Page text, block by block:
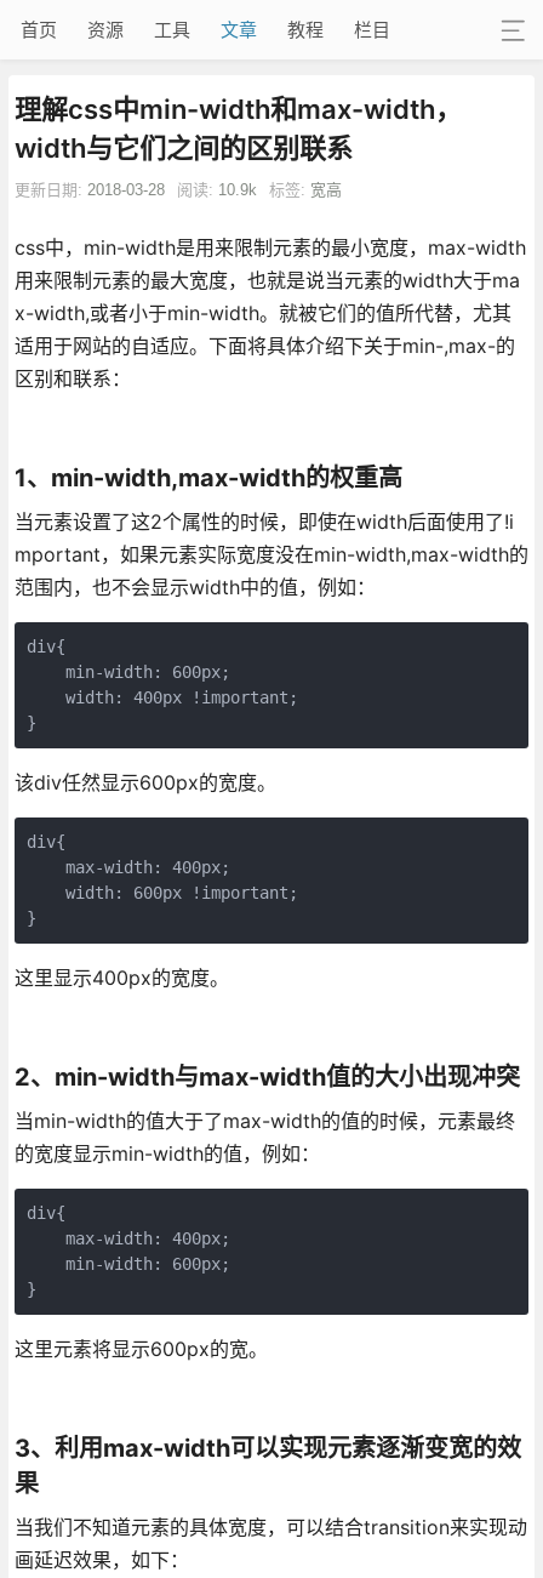
首页 资源 工具 文章 教程 栏目
理解css中min-width和max-width，
width与它们之间的区别联系
更新日期: 2018-03-28 阅读: 10.9k 标签: 宽高
css中，min-width是用来限制元素的最小宽度，max-width
用来限制元素的最大宽度，也就是说当元素的width大于ma
x-width,或者小于min-width。就被它们的值所代替，尤其
适用于网站的自适应。下面将具体介绍下关于min-,max-的
区别和联系：
1、min-width,max-width的权重高
当元素设置了这2个属性的时候，即使在width后面使用了!i
mportant，如果元素实际宽度没在min-width,max-width的
范围内，也不会显示width中的值，例如：
div{
    min-width: 600px;
    width: 400px !important;
}
该div任然显示600px的宽度。
div{
    max-width: 400px;
    width: 600px !important;
}
这里显示400px的宽度。
2、min-width与max-width值的大小出现冲突
当min-width的值大于了max-width的值的时候，元素最终
的宽度显示min-width的值，例如：
div{
    max-width: 400px;
    min-width: 600px;
}
这里元素将显示600px的宽。
3、利用max-width可以实现元素逐渐变宽的效
果
当我们不知道元素的具体宽度，可以结合transition来实现动
画延迟效果，如下：